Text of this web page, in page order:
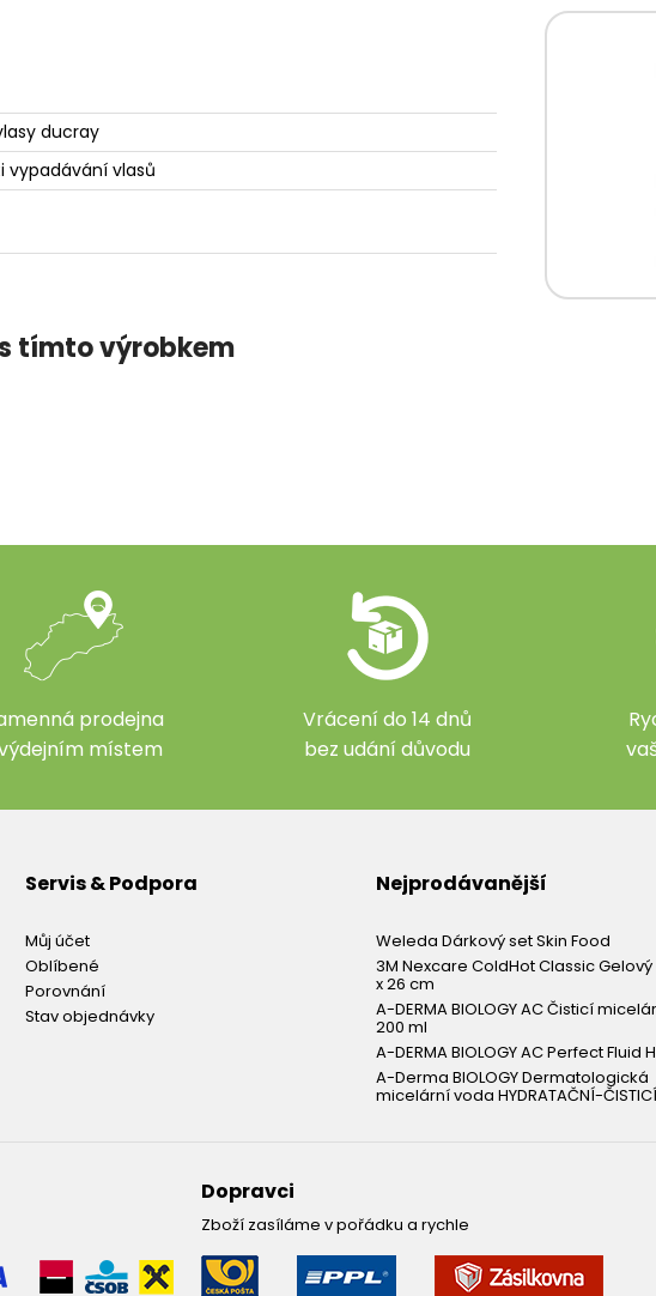
ducray
vypadávání vlasů
tímto výrobkem
prodejna
místem
Vrácení do 14 dnů
bez udání důvodu
Servis & Podpora
Můj účet
Oblíbené
Porovnání
Stav objednávky
Nejprodávanější
Weleda Dárkový set Skin Food
3M Nexcare ColdHot Classic Gelový
x 26 cm
A-DERMA BIOLOGY AC Čisticí
200 ml
A-DERMA BIOLOGY AC Perfect Fluid
A-Derma BIOLOGY Dermatologická
micelární voda HYDRATAČNÍ-
Dopravci
Zboží zasíláme v pořádku a rychle